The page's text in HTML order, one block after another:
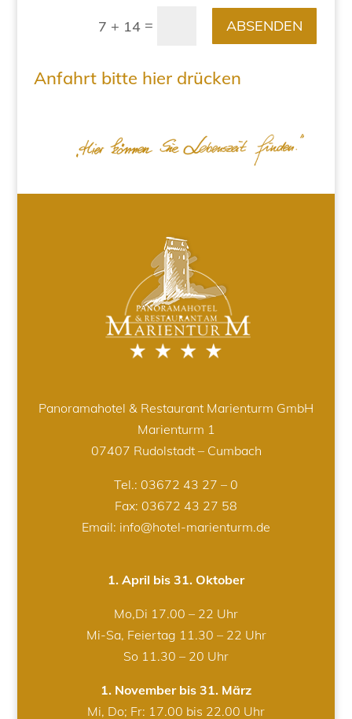
7 + 14 = ABSENDEN
Anfahrt bitte hier drücken
Panoramahotel & Restaurant Marienturm GmbH
Marienturm 1
07407 Rudolstadt – Cumbach
Tel.: 03672 43 27 – 0
Fax: 03672 43 27 58
Email: info@hotel-marienturm.de
1. April bis 31. Oktober
Mo,Di 17.00 – 22 Uhr
Mi-Sa, Feiertag 11.30 – 22 Uhr
So 11.30 – 20 Uhr
1. November bis 31. März
Mi, Do; Fr: 17.00 bis 22.00 Uhr